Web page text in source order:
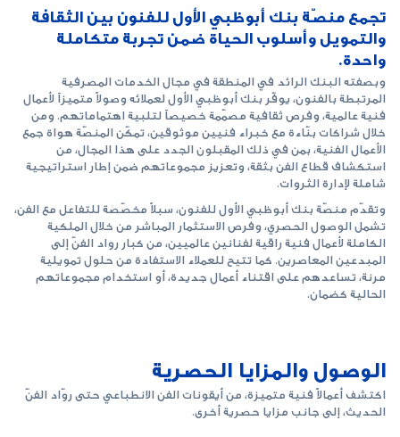
تجمع منصّة بنك أبوظبي الأول للفنون بين الثقافة
والتمويل وأسلوب الحياة ضمن تجربة متكاملة
واحدة.
وبصفته البنك الرائد في المنطقة في مجال الخدمات المصرفية
المرتبطة بالفنون، يوفّر بنك أبوظبي الأول لعملائه وصولاً متميزاً لأعمال
فنية عالمية، وفرص ثقافية مصمّمة خصيصاً لتلبية اهتماماتهم. ومن
خلال شراكات بنّاءة مع خبراء فنيين موثوقين، تمكّن المنصّة هواة جمع
الأعمال الفنية، بمن في ذلك المقبلون الجدد على هذا المجال، من
استكشاف قطاع الفن بثقة، وتعزيز مجموعاتهم ضمن إطار استراتيجية
شاملة لإدارة الثروات.
وتقدّم منصّة بنك أبوظبي الأول للفنون، سبلاً مخصّصة للتفاعل مع الفن،
تشمل الوصول الحصري، وفرص الاستثمار المباشر من خلال الملكية
الكاملة لأعمال فنية راقية لفنانين عالميين، من كبار رواد الفنّ إلى
المبدعين المعاصرين. كما تتيح للعملاء الاستفادة من حلول تمويلية
مرنة، تساعدهم على اقتناء أعمال جديدة، أو استخدام مجموعاتهم
الحالية كضمان.
الوصول والمزايا الحصرية
اكتشف أعمالاً فنية متميزة، من أيقونات الفن الانطباعي حتى روّاد الفنّ
الحديث، إلى جانب مزايا حصرية أخرى.